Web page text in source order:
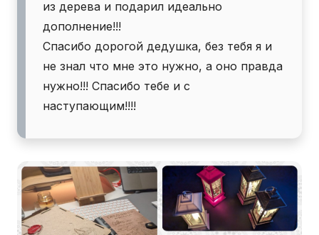
из дерева и подарил идеально
дополнение!!!
Спасибо дорогой дедушка, без тебя я и
не знал что мне это нужно, а оно правда
нужно!!! Спасибо тебе и с
наступающим!!!!